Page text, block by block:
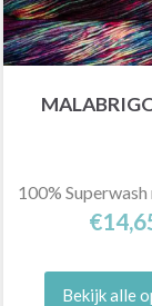
100%
Bekijk alle